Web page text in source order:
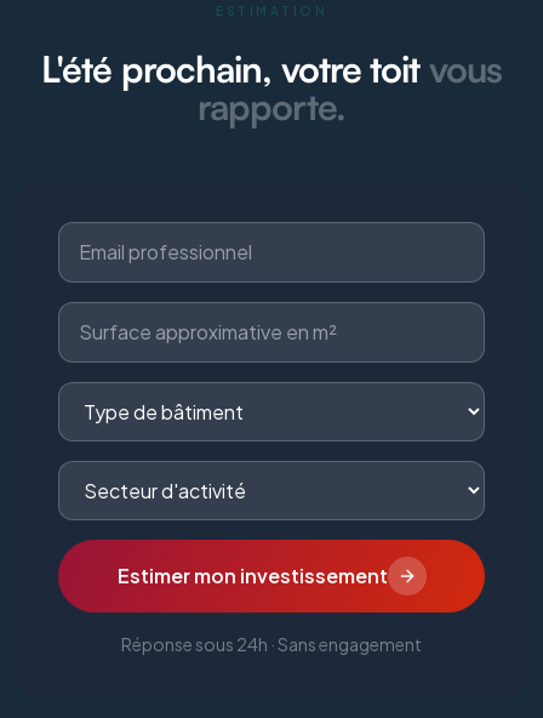
ESTIMATION
L'été prochain, votre toitvous
rapporte.
Estimer mon investissement
Réponse sous 24h · Sans engagement